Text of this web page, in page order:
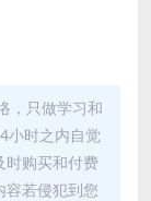
，只做学习和
小时之内自觉
时购买和付费
容若侵犯到您